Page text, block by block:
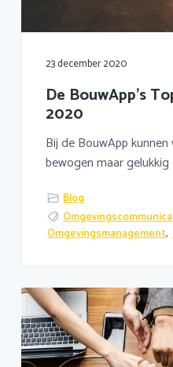
23 december 2020
De BouwApp’s
2020
Bij de BouwApp
bewogen maar
Blog
Omgevingsmanagement,